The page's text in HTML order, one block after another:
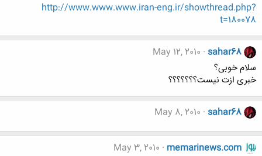
http://www.www.www.iran-eng.ir/showthread.php?
t=180078
sahar68
May 12, 2010
سلام خوبی؟
خبری ازت نیست؟؟؟؟؟؟؟
sahar68
May 8, 2010
memarinews.com
May 3, 2010